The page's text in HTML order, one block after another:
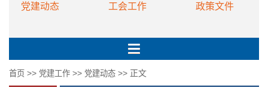
党建动态 工会工作 政策文件
首页 >> 党建工作 >> 党建动态 >> 正文